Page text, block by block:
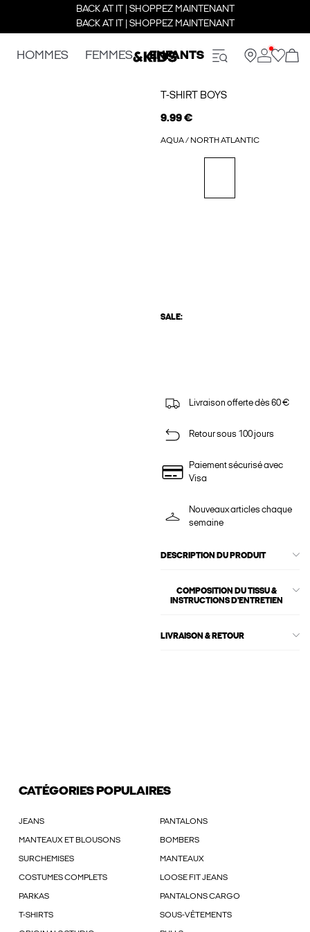
BACK AT IT | SHOPPEZ MAINTENANT
BACK AT IT | SHOPPEZ MAINTENANT
HOMMES FEMMES ENFANTS
T-SHIRT BOYS
9.99 €
AQUA / NORTH ATLANTIC
SALE:
Livraison offerte dès 60 €
Retour sous 100 jours
Paiement sécurisé avec
Visa
Nouveaux articles chaque
semaine
DESCRIPTION DU PRODUIT
COMPOSITION DU TISSU &
INSTRUCTIONS D'ENTRETIEN
LIVRAISON & RETOUR
CATÉGORIES POPULAIRES
JEANS PANTALONS
MANTEAUX ET BLOUSONS BOMBERS
SURCHEMISES MANTEAUX
COSTUMES COMPLETS LOOSE FIT JEANS
PARKAS PANTALONS CARGO
T-SHIRTS SOUS-VÊTEMENTS